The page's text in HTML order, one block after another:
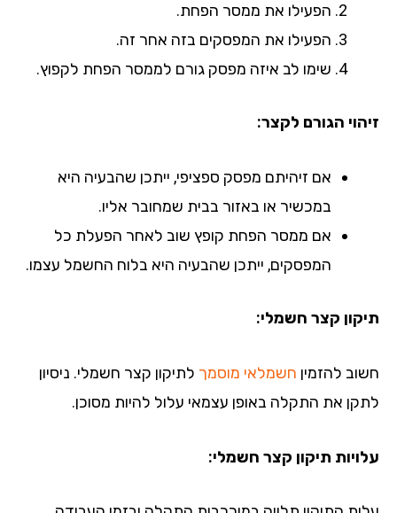
הפעילו את ממסר הפחת.
הפעילו את המפסקים בזה אחר זה.
שימו לב איזה מפסק גורם לממסר הפחת לקפוץ.
הגורם לקצר:
אם זיהיתם מפסק ספציפי, ייתכן שהבעיה היא
במכשיר או באזור בבית שמחובר אליו.
אם ממסר הפחת קופץ שוב לאחר הפעלת כל
המפסקים, ייתכן שהבעיה היא בלוח החשמל עצמו.
קצר חשמלי:
להזמיןחשמלאי מוסמךלתיקון קצר חשמלי. ניסיון
את התקלה באופן עצמאי עלול להיות מסוכן.
תיקון קצר חשמלי: